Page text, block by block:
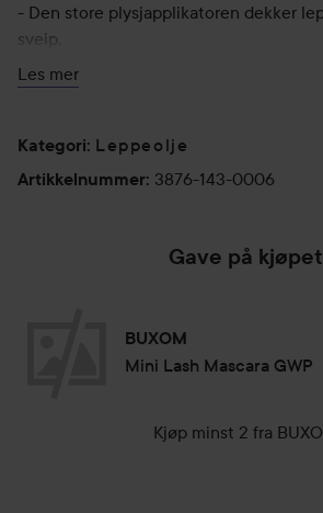
- Den store plysjapplikatoren dekker
sveip.
- Ikke-fettete, lett og behagelig følelse.
- Leppene føles umiddelbart mykere og
- Inneholder et unikt peptidkompleks
leppene synlig fyldigere.
- Dermatologisk testet**
*Basert på en amerikansk
**Basert på en amerikansk klinisk
Påfør et saftig lag med leppeoljen med
Les mer
Kategori: Leppeolje
Artikkelnummer: 3876-143-0006
Gave på kjøpet
BUXOM
Mini Lash Mascara GWP
Kjøp minst 2 fra